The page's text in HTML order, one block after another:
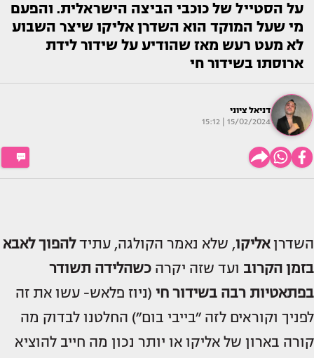
על הסטייל של כוכבי הביצה הישראלית. והפעם
מי שעל המוקד הוא השדרן אליקו שיצר השבוע
לא מעט רעש מאז שהודיע על שידור לידת
ארוסתו בשידור חי
דניאל ציוני
15/02/2024 | 15:12
השדרןאליקו, שלא נאמר הקולגה, עתידלהפוך לאבא
בזמן הקרוב ועד שזה יקרה כשהלידה תשודר
בפתאטיות רבה בשידור חי (ניוז פלאש- עשו את זה
לפניך וקוראים לזה ״בייבי בום״) החלטנו לבדוק מה
קורה בארון של אליקו או יותר נכון מה חייב להוציא